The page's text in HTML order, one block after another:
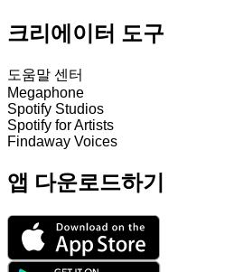
크리에이터 도구
도움말 센터
Megaphone
Spotify Studios
Spotify for Artists
Findaway Voices
앱 다운로드하기